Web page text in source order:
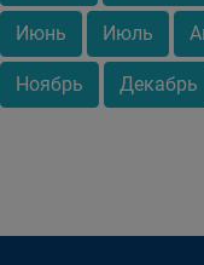
Июнь Июль
Ноябрь Декабрь